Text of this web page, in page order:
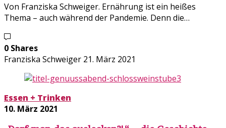
Von Franziska Schweiger. Ernährung ist ein heißes
Thema – auch während der Pandemie. Denn die…
0 Shares
Franziska Schweiger 21. März 2021
Essen + Trinken
10. März 2021